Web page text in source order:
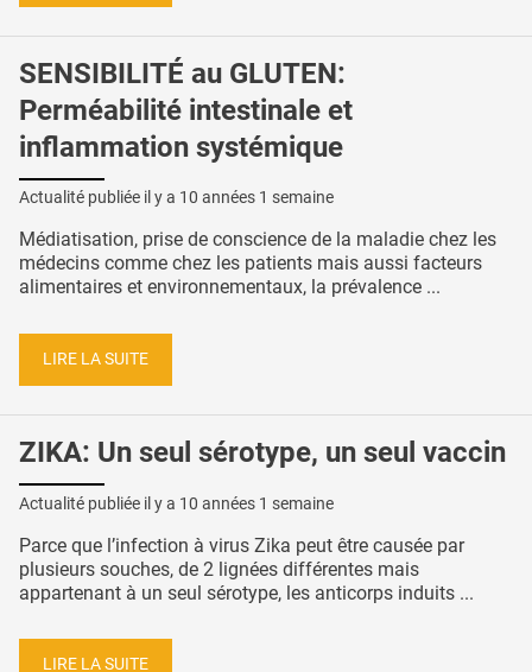
SENSIBILITÉ au GLUTEN:
Perméabilité intestinale et
inflammation systémique
Actualité publiée il y a 10 années 1 semaine
Médiatisation, prise de conscience de la maladie chez les
médecins comme chez les patients mais aussi facteurs
alimentaires et environnementaux, la prévalence ...
LIRE LA SUITE
ZIKA: Un seul sérotype, un seul vaccin
Actualité publiée il y a 10 années 1 semaine
Parce que l’infection à virus Zika peut être causée par
plusieurs souches, de 2 lignées différentes mais
appartenant à un seul sérotype, les anticorps induits ...
LIRE LA SUITE